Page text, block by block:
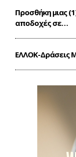
Προσθήκη μιας
αποδοχές σε…
ΕΛΛΟΚ-Δράσεις